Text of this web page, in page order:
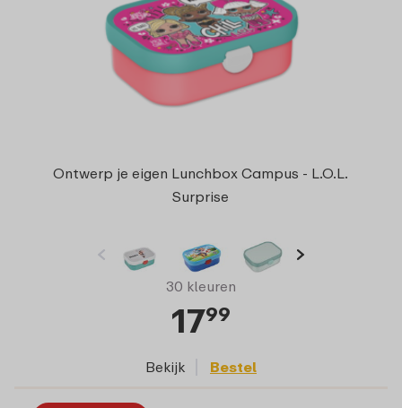
Ontwerp je eigen Lunchbox Campus - L.O.L.
Surprise
30 kleuren
1799
Bekijk Bestel